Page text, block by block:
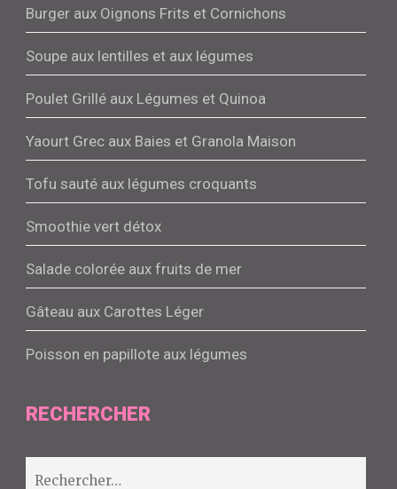
Burger aux Oignons Frits et Cornichons
Soupe aux lentilles et aux légumes
Poulet Grillé aux Légumes et Quinoa
Yaourt Grec aux Baies et Granola Maison
Tofu sauté aux légumes croquants
Smoothie vert détox
Salade colorée aux fruits de mer
Gâteau aux Carottes Léger
Poisson en papillote aux légumes
RECHERCHER